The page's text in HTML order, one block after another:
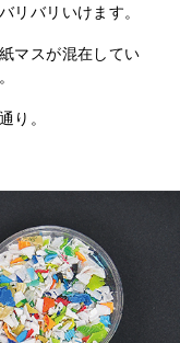
リバリいけます。
マスが混在してい
り。